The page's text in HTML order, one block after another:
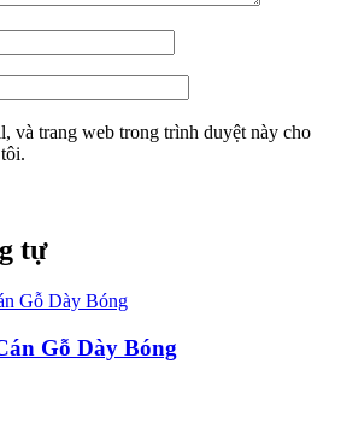
và trang web trong trình duyệt này cho
tự
Gỗ Dày Bóng